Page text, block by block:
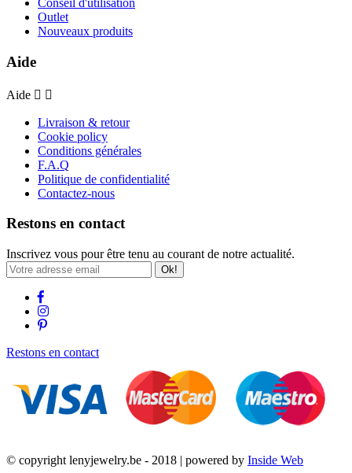
Conseil d'utilisation
Outlet
Nouveaux produits
Aide
Aide  
Livraison & retour
Cookie policy
Conditions générales
F.A.Q
Politique de confidentialité
Contactez-nous
Restons en contact
Inscrivez vous pour être tenu au courant de notre actualité.
Ok!
Restons en contact
© copyright lenyjewelry.be - 2018 | powered by Inside Web